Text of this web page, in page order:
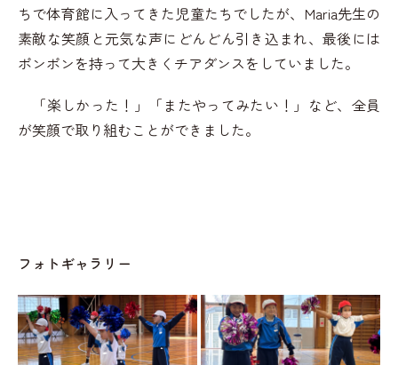
ちで体育館に入ってきた児童たちでしたが、Maria先生の
素敵な笑顔と元気な声にどんどん引き込まれ、最後には
ポンポンを持って大きくチアダンスをしていました。
「楽しかった！」「またやってみたい！」など、全員
が笑顔で取り組むことができました。
フォトギャラリー